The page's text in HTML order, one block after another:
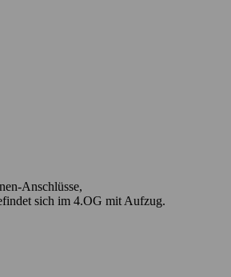
Anschlüsse,
sich im 4.OG mit Aufzug.